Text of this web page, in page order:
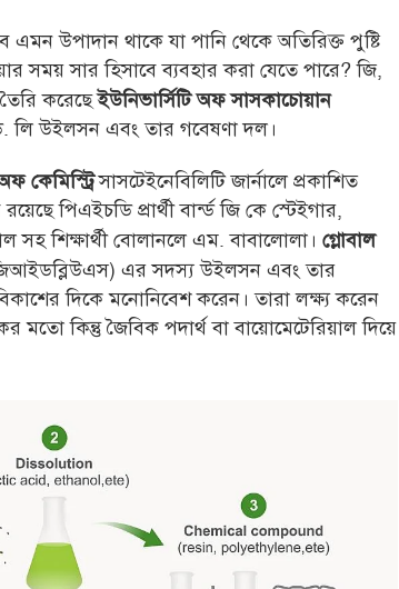
এমন উপাদান থাকে যা পানি থেকে অতিরিক্ত পুষ্টি
সময় সার হিসাবে ব্যবহার করা যেতে পারে? জি,
করেছেইউনিভার্সিটি অফ সাসকাচোয়ান
উইলসন এবং তার গবেষণা দল।
কেমিস্ট্রিসাসটেইনেবিলিটি জার্নালে প্রকাশিত
পিএইচডি প্রার্থী বার্ন্ড জি কে স্টেইগার,
সহ শিক্ষার্থী বোলানলে এম. বাবালোলা। গ্লোবাল
এর সদস্য উইলসন এবং তার
দিকে মনোনিবেশ করেন। তারা লক্ষ্য করেন
মতো কিন্তু জৈবিক পদার্থ বা বায়োমেটেরিয়াল দিয়ে